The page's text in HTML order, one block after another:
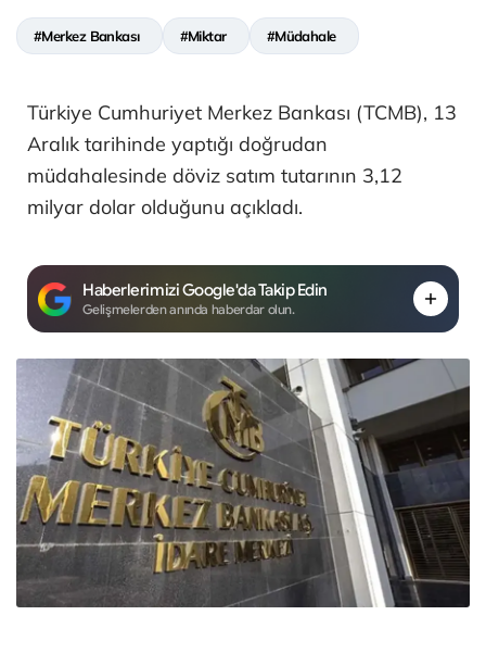
#Merkez Bankası #Miktar #Müdahale
Türkiye Cumhuriyet Merkez Bankası (TCMB), 13
Aralık tarihinde yaptığı doğrudan
müdahalesinde döviz satım tutarının 3,12
milyar dolar olduğunu açıkladı.
Haberlerimizi Google'da Takip Edin
Gelişmelerden anında haberdar olun.